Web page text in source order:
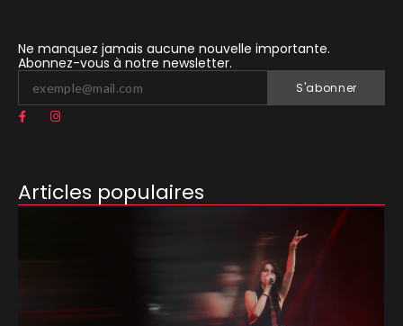
Ne manquez jamais aucune nouvelle importante.
Abonnez-vous à notre newsletter.
S'abonner
Articles populaires